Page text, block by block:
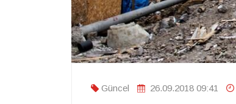
Güncel 26.09.2018 09:41